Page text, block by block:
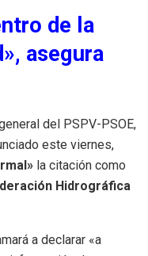
de la
asegura
del PSPV-PSOE,
este viernes,
la citación como
Hidrográfica
a declarar «a